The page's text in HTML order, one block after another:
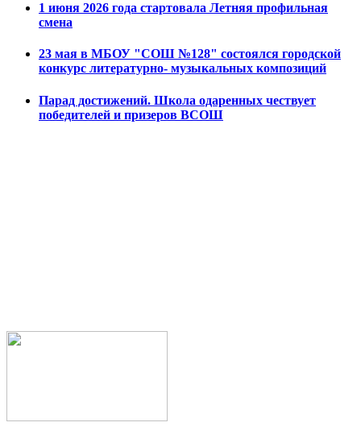
1 июня 2026 года стартовала Летняя профильная
смена
23 мая в МБОУ "СОШ №128" состоялся городской
конкурс литературно- музыкальных композиций
Парад достижений. Школа одаренных чествует
победителей и призеров ВСОШ